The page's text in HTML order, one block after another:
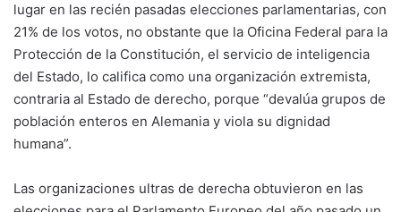
lugar en las recién pasadas elecciones parlamentarias, con
21% de los votos, no obstante que la Oficina Federal para la
Protección de la Constitución, el servicio de inteligencia
del Estado, lo califica como una organización extremista,
contraria al Estado de derecho, porque “devalúa grupos de
población enteros en Alemania y viola su dignidad
humana”.
Las organizaciones ultras de derecha obtuvieron en las